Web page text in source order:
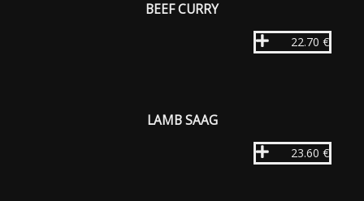
BEEF CURRY
22.70 €
LAMB SAAG
23.60 €